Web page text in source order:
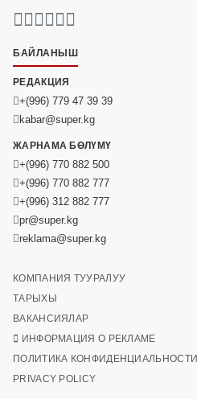
БАЙЛАНЫШ
РЕДАКЦИЯ
+(996) 779 47 39 39
kabar@super.kg
ЖАРНАМА БӨЛҮМҮ
+(996) 770 882 500
+(996) 770 882 777
+(996) 312 882 777
pr@super.kg
reklama@super.kg
КОМПАНИЯ ТУУРАЛУУ
ТАРЫХЫ
ВАКАНСИЯЛАР
ИНФОРМАЦИЯ О РЕКЛАМЕ
ПОЛИТИКА КОНФИДЕНЦИАЛЬНОСТИ
PRIVACY POLICY